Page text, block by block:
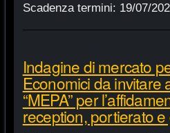
Scadenza termini: 19/07/
Indagine di mercato
Economici da invitare
“MEPA” per
reception, portierato